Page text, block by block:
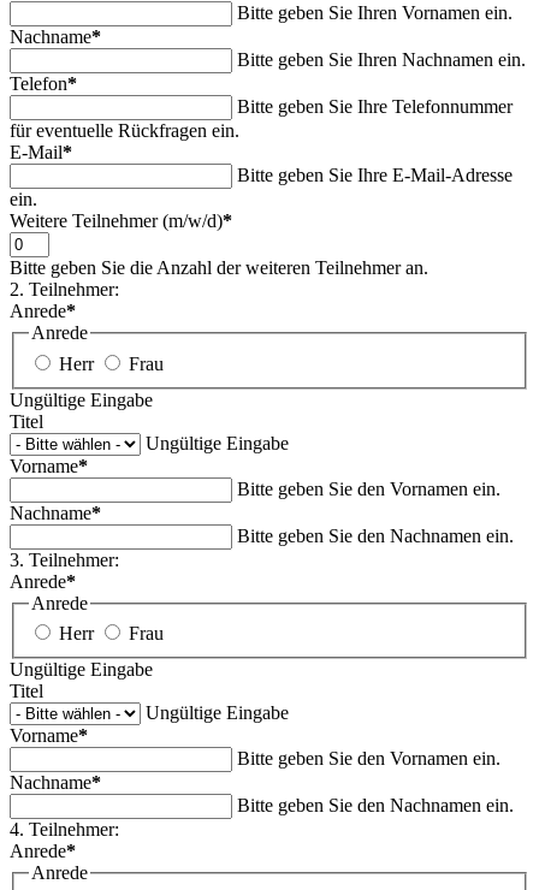
Bitte geben Sie Ihren Vornamen ein.
Nachname*
Bitte geben Sie Ihren Nachnamen ein.
Telefon*
Bitte geben Sie Ihre Telefonnummer
für eventuelle Rückfragen ein.
E-Mail*
Bitte geben Sie Ihre E-Mail-Adresse
ein.
Weitere Teilnehmer (m/w/d)*
Bitte geben Sie die Anzahl der weiteren Teilnehmer an.
2. Teilnehmer:
Anrede*
Anrede
Herr
Frau
Ungültige Eingabe
Titel
Ungültige Eingabe
Vorname*
Bitte geben Sie den Vornamen ein.
Nachname*
Bitte geben Sie den Nachnamen ein.
3. Teilnehmer:
Anrede*
Anrede
Herr
Frau
Ungültige Eingabe
Titel
Ungültige Eingabe
Vorname*
Bitte geben Sie den Vornamen ein.
Nachname*
Bitte geben Sie den Nachnamen ein.
4. Teilnehmer:
Anrede*
Anrede